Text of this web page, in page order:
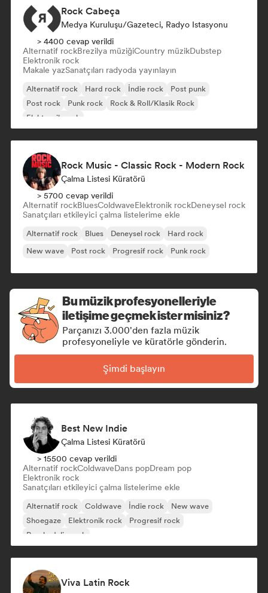
Rock Cabeça
Medya Kuruluşu/Gazeteci, Radyo Istasyonu
> 4400 cevap verildi
Alternatif rockBrezilya müziğiCountry müzikDubstep
Elektronik rock
Makale yazSanatçıları radyoda yayınlayın
Alternatif rock Hard rock İndie rock
Post punk
Post rock
Punk rock
Rock & Roll/Klasik Rock
Elektronik rock
Rock Music - Classic Rock - Modern Rock
Çalma Listesi Küratörü
> 5700 cevap verildi
Alternatif rockBluesColdwaveElektronik rockDeneysel rock
Sanatçıları etkileyici çalma listelerime ekle
Alternatif rock Blues Deneysel rock
Hard rock
New wave
Post rock Progresif rock Punk rock
Bu müzik profesyonelleriyle
iletişime geçmek ister misiniz?
Parçanızı 3.000'den fazla müzik
profesyoneliyle ve küratörle gönderin.
Şimdi başlayın
Best New Indie
Çalma Listesi Küratörü
> 15500 cevap verildi
Alternatif rockColdwaveDans popDream pop
Elektronik rock
Sanatçıları etkileyici çalma listelerime ekle
Alternatif rock Coldwave İndie rock
New wave
Shoegaze
Elektronik rock
Progresif rock
Psychedelic rock
Viva Latin Rock